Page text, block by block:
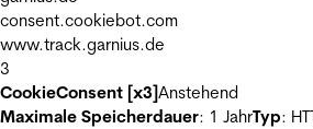
consent.cookiebot.com
www.track.garnius.de
3
CookieConsent [x3]Anstehend
Maximale Speicherdauer: 1 JahrTyp: